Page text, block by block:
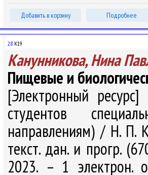
Добавить в корзину Подробнее
28 К19
Канунникова, Нина
Пищевые и
[Электронный
студентов
направлениям) / Н. П.
текст. дан. и прогр.
2023. – 1 электрон.